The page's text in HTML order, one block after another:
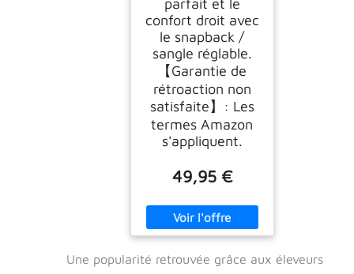
parfait et le
confort droit avec
le snapback /
sangle réglable.
【Garantie de
rétroaction non
satisfaite】: Les
termes Amazon
s'appliquent.
49,95 €
Une popularité retrouvée grâce aux éleveurs